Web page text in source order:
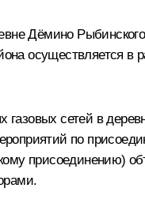
Дёмино
осуществляется в
газовых сетей в
по
присоединению)